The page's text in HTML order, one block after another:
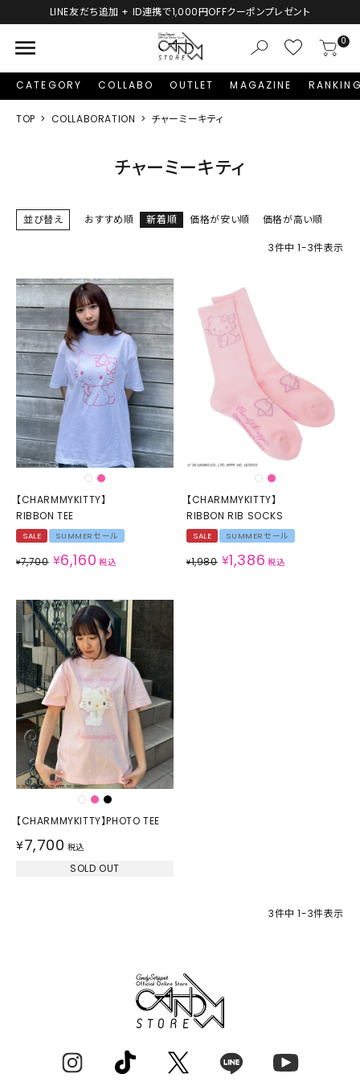
LINE友だち追加 + ID連携で1,000円OFFクーポンプレゼント
menu 0
CATEGORY COLLABO OUTLET MAGAZINE
TOP COLLABORATION チャーミーキティ
チャーミーキティ
並び替え おすすめ順 新着順 価格が安い順 価格が高い順
3件中 1-3件表示
【CHARMMYKITTY】
RIBBON TEE
SALE SUMMERセール
¥7,700 ¥6,160 税込
【CHARMMYKITTY】
RIBBON RIB SOCKS
SALE SUMMERセール
¥1,980 ¥1,386 税込
【CHARMMYKITTY】PHOTO TEE
¥7,700 税込
SOLD OUT
3件中 1-3件表示